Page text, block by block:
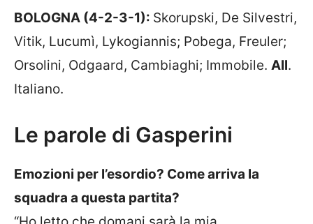
BOLOGNA (4-2-3-1): Skorupski, De Silvestri,
Vitik, Lucumì, Lykogiannis; Pobega, Freuler;
Orsolini, Odgaard, Cambiaghi; Immobile. All.
Italiano.
Le parole di Gasperini
Emozioni per l’esordio? Come arriva la
squadra a questa partita?